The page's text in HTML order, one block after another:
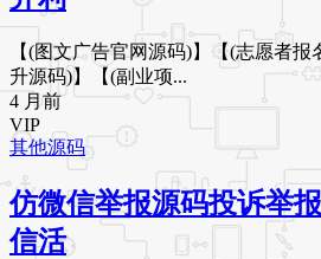
【(图文广告官网源码)】【(志愿者
升源码)】【(副业项...
4 月前
VIP
其他源码
仿微信举报源码投诉举
信活